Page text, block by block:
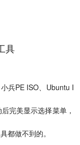
兵PE ISO、Ubuntu I
完美显示选择菜单，
都做不到的。